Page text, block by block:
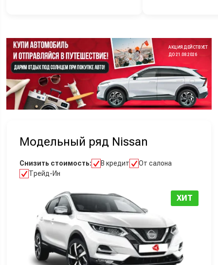
АКЦИЯ ДЕЙСТВУЕТ
ДО 21.08.2026
Модельный ряд Nissan
Снизить стоимость: В кредит
От салона
Трейд-Ин
ХИТ